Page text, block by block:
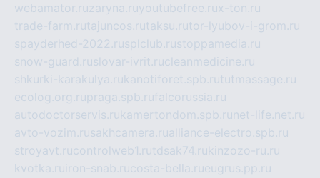
webamator.ruzaryna.ruyoutubefree.rux-ton.ru
trade-farm.rutajuncos.rutaksu.rutor-lyubov-i-grom.ru
spayderhed-2022.rusplclub.rustoppamedia.ru
snow-guard.ruslovar-ivrit.rucleanmedicine.ru
shkurki-karakulya.rukanotiforet.spb.rututmassage.ru
ecolog.org.rupraga.spb.rufalcorussia.ru
autodoctorservis.rukamertondom.spb.ru net-life.net.ru
avto-vozim.rusakhcamera.rualliance-electro.spb.ru
stroyavt.rucontrolweb1.rutdsak74.rukinzozo-ru.ru
kvotka.ru iron-snab.rucosta-bella.rueugrus.pp.ru